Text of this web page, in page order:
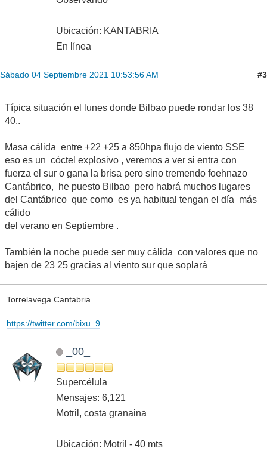
Ubicación: KANTABRIA
En línea
Sábado 04 Septiembre 2021 10:53:56 AM #3
Típica situación el lunes donde Bilbao puede rondar los 38
40..
Masa cálida entre +22 +25 a 850hpa flujo de viento SSE
eso es un cóctel explosivo , veremos a ver si entra con
fuerza el sur o gana la brisa pero sino tremendo foehnazo
Cantábrico, he puesto Bilbao pero habrá muchos lugares
del Cantábrico que como es ya habitual tengan el día más
cálido
del verano en Septiembre .
También la noche puede ser muy cálida con valores que no
bajen de 23 25 gracias al viento sur que soplará
Torrelavega Cantabria
https://twitter.com/bixu_9
_00_
Supercélula
Mensajes: 6,121
Motril, costa granaina
Ubicación: Motril - 40 mts